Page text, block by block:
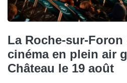
La Roche-sur-Foron
cinéma en plein air
Château le 19 août